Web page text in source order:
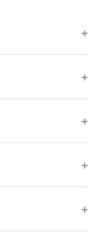
行，任何传输的数据